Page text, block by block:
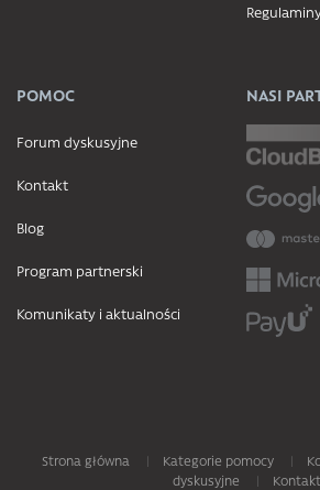
POMOC
Forum dyskusyjne
Kontakt
Blog
Program partnerski
Komunikaty i aktualności
NASI
Strona główna Kategorie pomocy
dyskusyjne
Kontakt